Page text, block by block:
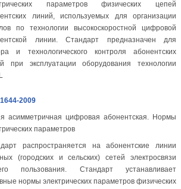
параметров физических цепей
линий, используемых для организации
по технологии высокоскоростной цифровой
линии. Стандарт предназначен для
и технологического контроля абонентских
при эксплуатации оборудования технологии
2009
асимметричная цифровая абонентская. Нормы
параметров
распространяется на абонентские линии
(городских и сельских) сетей электросвязи
пользования. Стандарт устанавливает
нормы электрических параметров физических